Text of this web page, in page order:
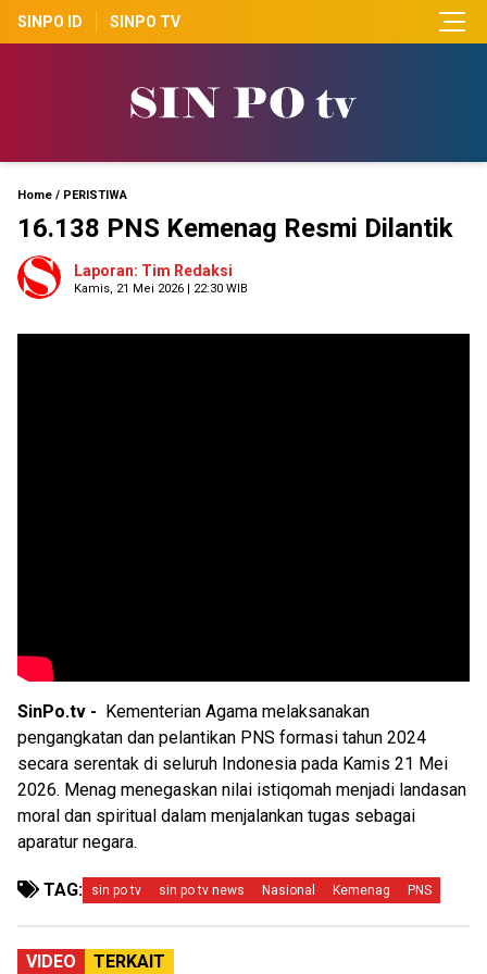
SINPO ID SINPO TV
Home / PERISTIWA
16.138 PNS Kemenag Resmi Dilantik
Laporan: Tim Redaksi
Kamis, 21 Mei 2026 | 22:30 WIB
SinPo.tv -
Kementerian Agama melaksanakan
pengangkatan dan pelantikan PNS formasi tahun 2024
secara serentak di seluruh Indonesia pada Kamis 21 Mei
2026. Menag menegaskan nilai istiqomah menjadi landasan
moral dan spiritual dalam menjalankan tugas sebagai
aparatur negara.
TAG: sin po tv sin po tv news Nasional Kemenag PNS
VIDEO TERKAIT